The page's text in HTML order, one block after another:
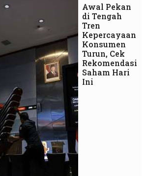
Awal Pekan
di Tengah
Tren
Kepercayaan
Konsumen
Turun, Cek
Rekomendasi
Saham Hari
Ini